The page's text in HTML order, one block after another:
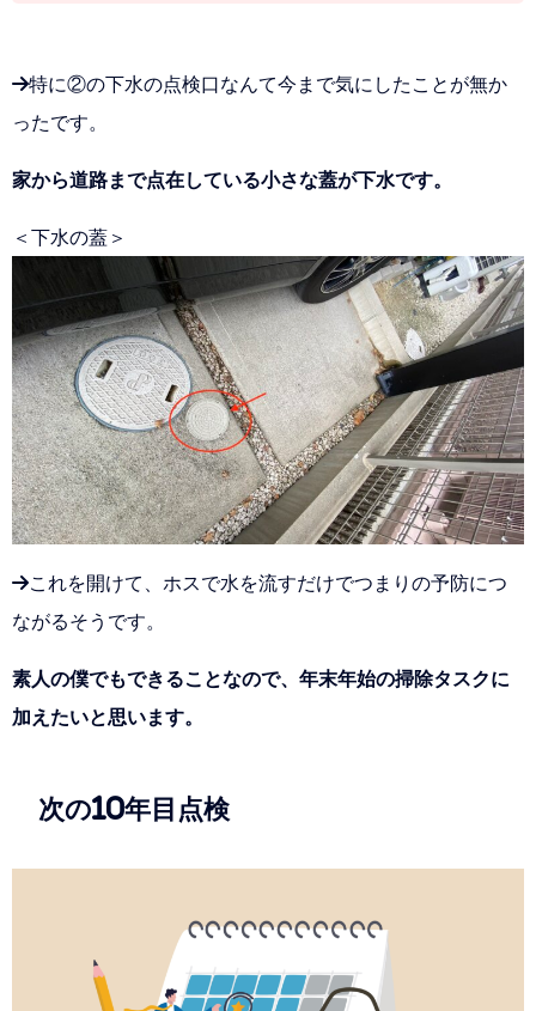
→特に②の下水の点検口なんて今まで気にしたことが無か
ったです。
家から道路まで点在している小さな蓋が下水です。
＜下水の蓋＞
→これを開けて、ホスで水を流すだけでつまりの予防につ
ながるそうです。
素人の僕でもできることなので、年末年始の掃除タスクに
加えたいと思います。
次の10年目点検